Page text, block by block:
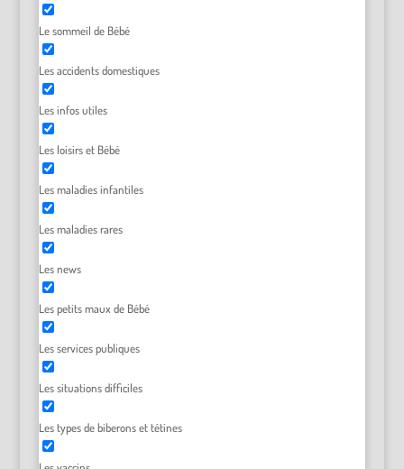
Le sommeil de Bébé
Les accidents domestiques
Les infos utiles
Les loisirs et Bébé
Les maladies infantiles
Les maladies rares
Les news
Les petits maux de Bébé
Les services publiques
Les situations difficiles
Les types de biberons et tétines